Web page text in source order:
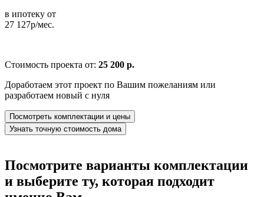
в ипотеку от
27 127р/мес.
Стоимость проекта от: 25 200 р.
Доработаем этот проект по Вашим пожеланиям или
разработаем новый с нуля
Посмотреть комплектации и цены
Узнать точную стоимость дома
Посмотрите варианты комплектации
и выберите ту, которая подходит